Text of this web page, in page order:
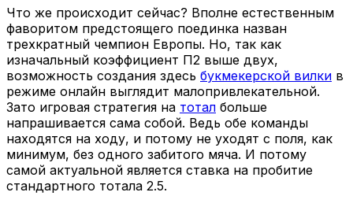
Что же происходит сейчас? Вполне естественным
фаворитом предстоящего поединка назван
трехкратный чемпион Европы. Но, так как
изначальный коэффициент П2 выше двух,
возможность создания здесь букмекерской вилки в
режиме онлайн выглядит малопривлекательной.
Зато игровая стратегия на тотал больше
напрашивается сама собой. Ведь обе команды
находятся на ходу, и потому не уходят с поля, как
минимум, без одного забитого мяча. И потому
самой актуальной является ставка на пробитие
стандартного тотала 2.5.